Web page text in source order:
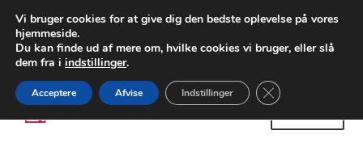
LEVERING fra 55 kr.
FEDEX verdensomspændende forsendelse
80 82 72 02
Spring
til
Spring
til
Vi bruger cookies for at give dig den bedste oplevelse på vores
hjemmeside.
Du kan finde ud af mere om, hvilke cookies vi bruger, eller slå
dem fra i indstillinger.
Acceptere Afvise Indstillinger Close GDPR